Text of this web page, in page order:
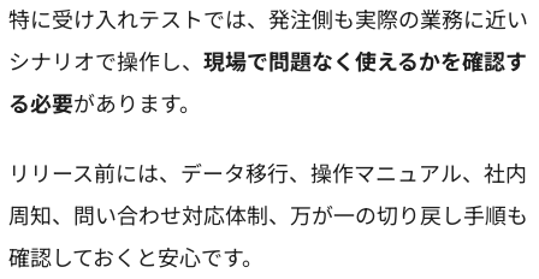
特に受け入れテストでは、発注側も実際の業務に近い
シナリオで操作し、 現場で問題なく使えるかを確認す
る必要があります。
リリース前には、データ移行、操作マニュアル、社内
周知、問い合わせ対応体制、万が一の切り戻し手順も
確認しておくと安心です。